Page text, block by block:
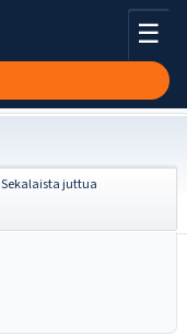
☰
Sekalaista juttua